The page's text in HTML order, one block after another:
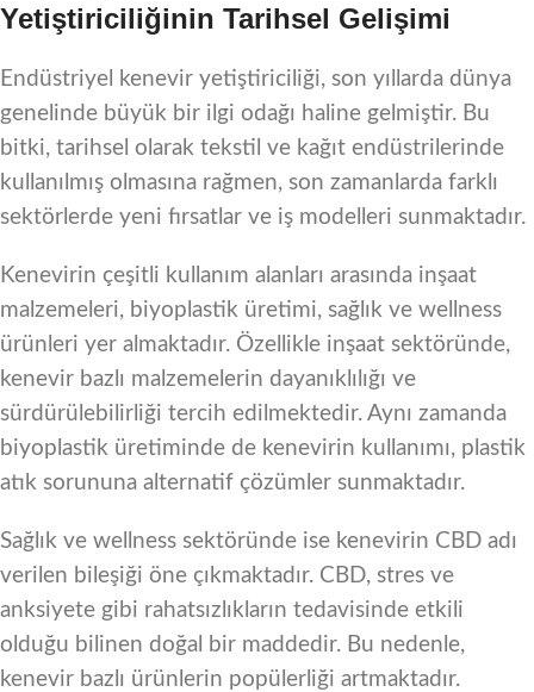
Yetiştiriciliğinin Tarihsel Gelişimi
Endüstriyel kenevir yetiştiriciliği, son yıllarda dünya
genelinde büyük bir ilgi odağı haline gelmiştir. Bu
bitki, tarihsel olarak tekstil ve kağıt endüstrilerinde
kullanılmış olmasına rağmen, son zamanlarda farklı
sektörlerde yeni fırsatlar ve iş modelleri sunmaktadır.
Kenevirin çeşitli kullanım alanları arasında inşaat
malzemeleri, biyoplastik üretimi, sağlık ve wellness
ürünleri yer almaktadır. Özellikle inşaat sektöründe,
kenevir bazlı malzemelerin dayanıklılığı ve
sürdürülebilirliği tercih edilmektedir. Aynı zamanda
biyoplastik üretiminde de kenevirin kullanımı, plastik
atık sorununa alternatif çözümler sunmaktadır.
Sağlık ve wellness sektöründe ise kenevirin CBD adı
verilen bileşiği öne çıkmaktadır. CBD, stres ve
anksiyete gibi rahatsızlıkların tedavisinde etkili
olduğu bilinen doğal bir maddedir. Bu nedenle,
kenevir bazlı ürünlerin popülerliği artmaktadır.